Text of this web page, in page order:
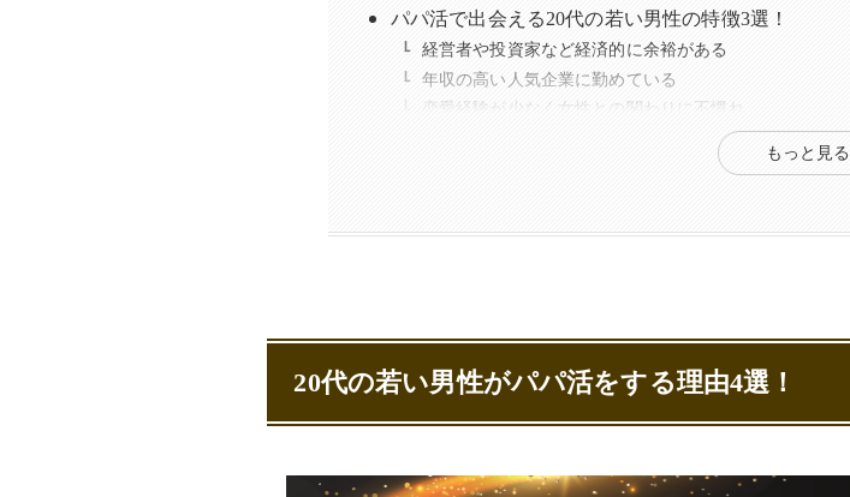
パパ活で出会える20代の若い男性の特徴3選！
経営者や投資家など経済的に余裕がある
年収の高い人気企業に勤めている
恋愛経験が少なく女性との関わりに不慣れ
若い男性と出会えるパパ活アプリ3選！
SugarDaddy（シュガーダディ）
ワクワクメール
もっと見る
20代の若い男性がパパ活をする理由4選！